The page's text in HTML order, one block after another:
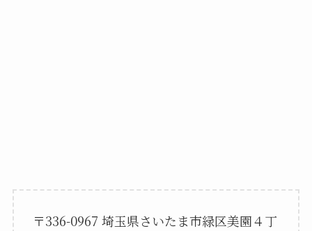
〒336-0967 埼玉県さいたま市緑区美園４丁